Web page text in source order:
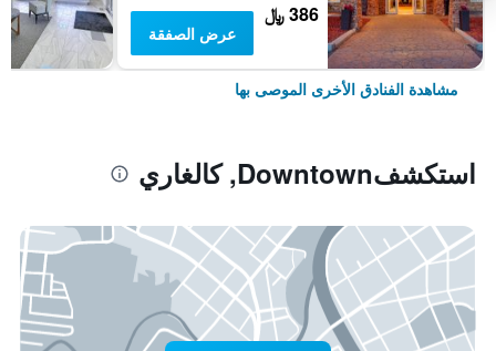
386 ﷼
عرض الصفقة
مشاهدة الفنادق الأخرى الموصى بها
استكشفDowntown, كالغاري